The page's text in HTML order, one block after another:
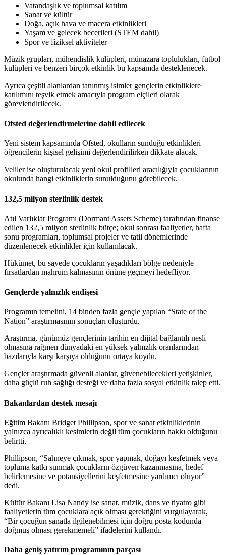
Vatandaşlık ve toplumsal katılım
Sanat ve kültür
Doğa, açık hava ve macera etkinlikleri
Yaşam ve gelecek becerileri (STEM dahil)
Spor ve fiziksel aktiviteler
Müzik grupları, mühendislik kulüpleri, münazara toplulukları, futbol
kulüpleri ve benzeri birçok etkinlik bu kapsamda desteklenecek.
Ayrıca çeşitli alanlardan tanınmış isimler gençlerin etkinliklere
katılımını teşvik etmek amacıyla program elçileri olarak
görevlendirilecek.
Ofsted değerlendirmelerine dahil edilecek
Yeni sistem kapsamında Ofsted, okulların sunduğu etkinlikleri
öğrencilerin kişisel gelişimi değerlendirilirken dikkate alacak.
Veliler ise oluşturulacak yeni okul profilleri aracılığıyla çocuklarının
okulunda hangi etkinliklerin sunulduğunu görebilecek.
132,5 milyon sterlinlik destek
Atıl Varlıklar Programı (Dormant Assets Scheme) tarafından finanse
edilen 132,5 milyon sterlinlik bütçe; okul sonrası faaliyetler, hafta
sonu programları, toplumsal projeler ve tatil dönemlerinde
düzenlenecek etkinlikler için kullanılacak.
Hükümet, bu sayede çocukların yaşadıkları bölge nedeniyle
fırsatlardan mahrum kalmasının önüne geçmeyi hedefliyor.
Gençlerde yalnızlık endişesi
Programın temelini, 14 binden fazla gençle yapılan “State of the
Nation” araştırmasının sonuçları oluşturdu.
Araştırma, günümüz gençlerinin tarihin en dijital bağlantılı nesli
olmasına rağmen dünyadaki en yüksek yalnızlık oranlarından
bazılarıyla karşı karşıya olduğunu ortaya koydu.
Gençler araştırmada güvenli alanlar, güvenebilecekleri yetişkinler,
daha güçlü ruh sağlığı desteği ve daha fazla sosyal etkinlik talep etti.
Bakanlardan destek mesajı
Eğitim Bakanı Bridget Phillipson, spor ve sanat etkinliklerinin
yalnızca ayrıcalıklı kesimlerin değil tüm çocukların hakkı olduğunu
belirtti.
Phillipson, “Sahneye çıkmak, spor yapmak, doğayı keşfetmek veya
topluma katkı sunmak çocukların özgüven kazanmasına, hedef
belirlemesine ve potansiyellerini keşfetmesine yardımcı oluyor”
dedi.
Kültür Bakanı Lisa Nandy ise sanat, müzik, dans ve tiyatro gibi
faaliyetlerin tüm çocuklara açık olması gerektiğini vurgulayarak,
“Bir çocuğun sanatla ilgilenebilmesi için doğru posta kodunda
doğmuş olması gerekmemeli” ifadelerini kullandı.
Daha geniş yatırım programının parçası